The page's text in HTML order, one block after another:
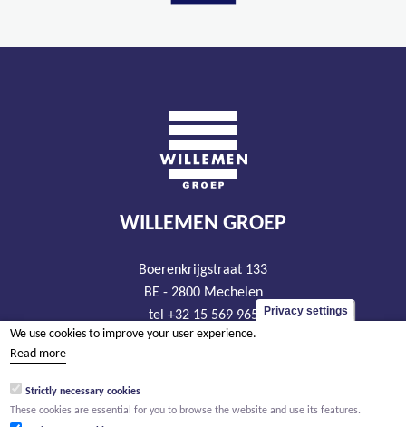
WILLEMEN GROEP
Boerenkrijgstraat 133
BE - 2800 Mechelen
tel +32 15 569 965
groep@willemen.be
RLP Antwerp, department Mechelen
Privacy settings
We use cookies to improve your user experience.
Read more
Strictly necessary cookies
These cookies are essential for you to browse the website and use its features.